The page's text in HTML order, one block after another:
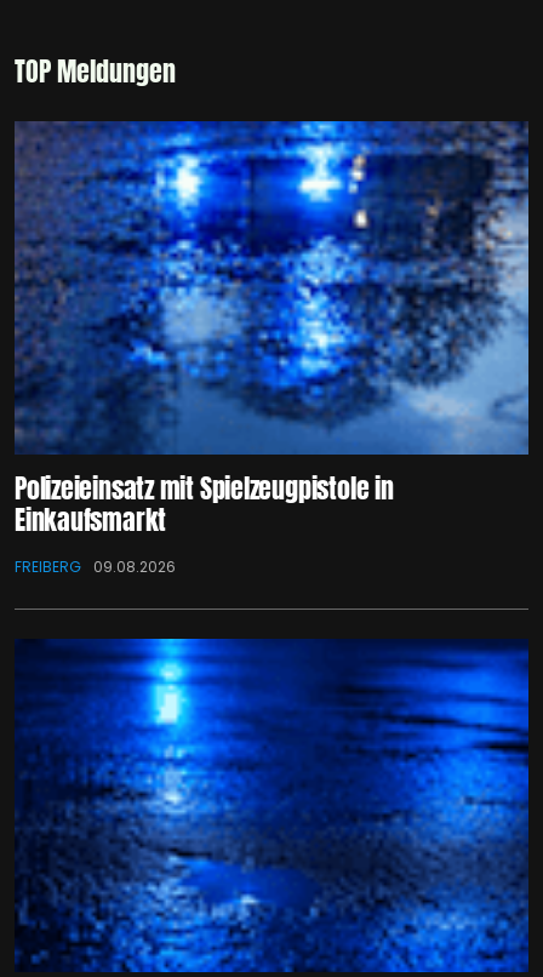
TOP Meldungen
Polizeieinsatz mit Spielzeugpistole in
Einkaufsmarkt
FREIBERG 09.08.2026